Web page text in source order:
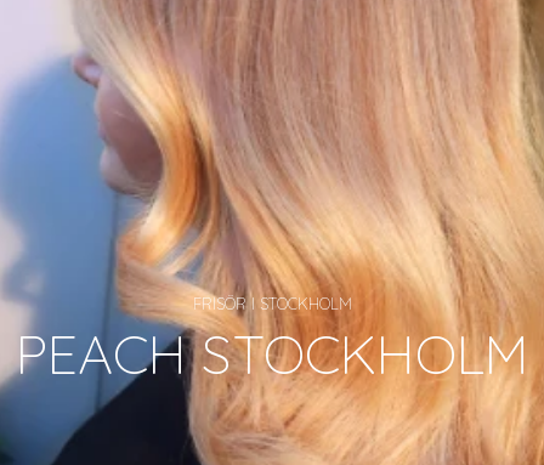
FRISÖR I STOCKHOLM
PEACH STOCKHOLM